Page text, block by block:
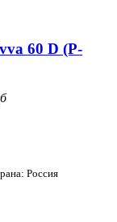
60 D (Р-
Россия